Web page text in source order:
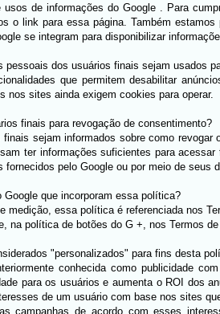
de informações do Google . Para
o link para essa página. Também
se integram para disponibilizar
pessoais dos usuários finais sejam usados
que permitem desabilitar
nos sites ainda exigem cookies para operar.
finais para revogação de consentimento?
sejam informados sobre como
ter informações suficientes para
pelo Google ou por meio de seus
que incorporam essa política?
medição, essa política é referenciada nos
na política de botões do G +, nos Termos
"personalizados" para fins desta
conhecida como publicidade
para os usuários e aumenta o ROI dos
de um usuário com base nos sites
campanhas de acordo com esses